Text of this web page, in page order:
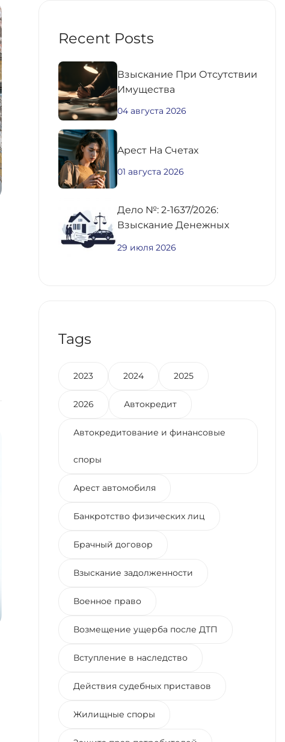
Recent Posts
Взыскание При Отсутствии
Имущества
04 августа 2026
Aрест На Счетах
01 августа 2026
Дело №: 2-1637/2026:
Взыскание Денежных
29 июля 2026
Tags
2023 2024 2025
2026 Автокредит
Автокредитование и финансовые
споры
Арест автомобиля
Банкротство физических лиц
Брачный договор
Взыскание задолженности
Военное право
Возмещение ущерба после ДТП
Вступление в наследство
Действия судебных приставов
Жилищные споры